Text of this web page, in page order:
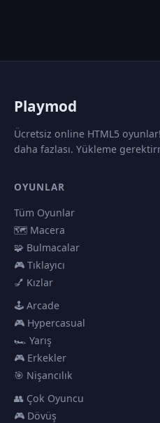
Playmod
Ücretsiz online HTML5
daha fazlası. Yükleme
OYUNLAR
Tüm Oyunlar
🗺️ Macera
🧩 Bulmacalar
🎮 Tıklayıcı
💅 Kızlar
🕹️ Arcade
🎮 Hypercasual
🏎️ Yarış
🎮 Erkekler
🎯 Nişancılık
👥 Çok Oyuncu
🎮 Dövüş